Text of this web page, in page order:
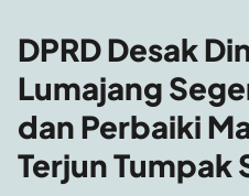
DPRD Desak
Lumajang
dan Perbaiki
Terjun Tumpak